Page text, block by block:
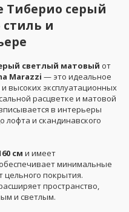
Тиберио серый
и
светлый матовый от
Marazzi — это идеальное
высоких эксплуатационных
расцветке и матовой
в интерьеры
и скандинавского
см и имеет
обеспечивает минимальные
цельного покрытия.
пространство,
и светлым.